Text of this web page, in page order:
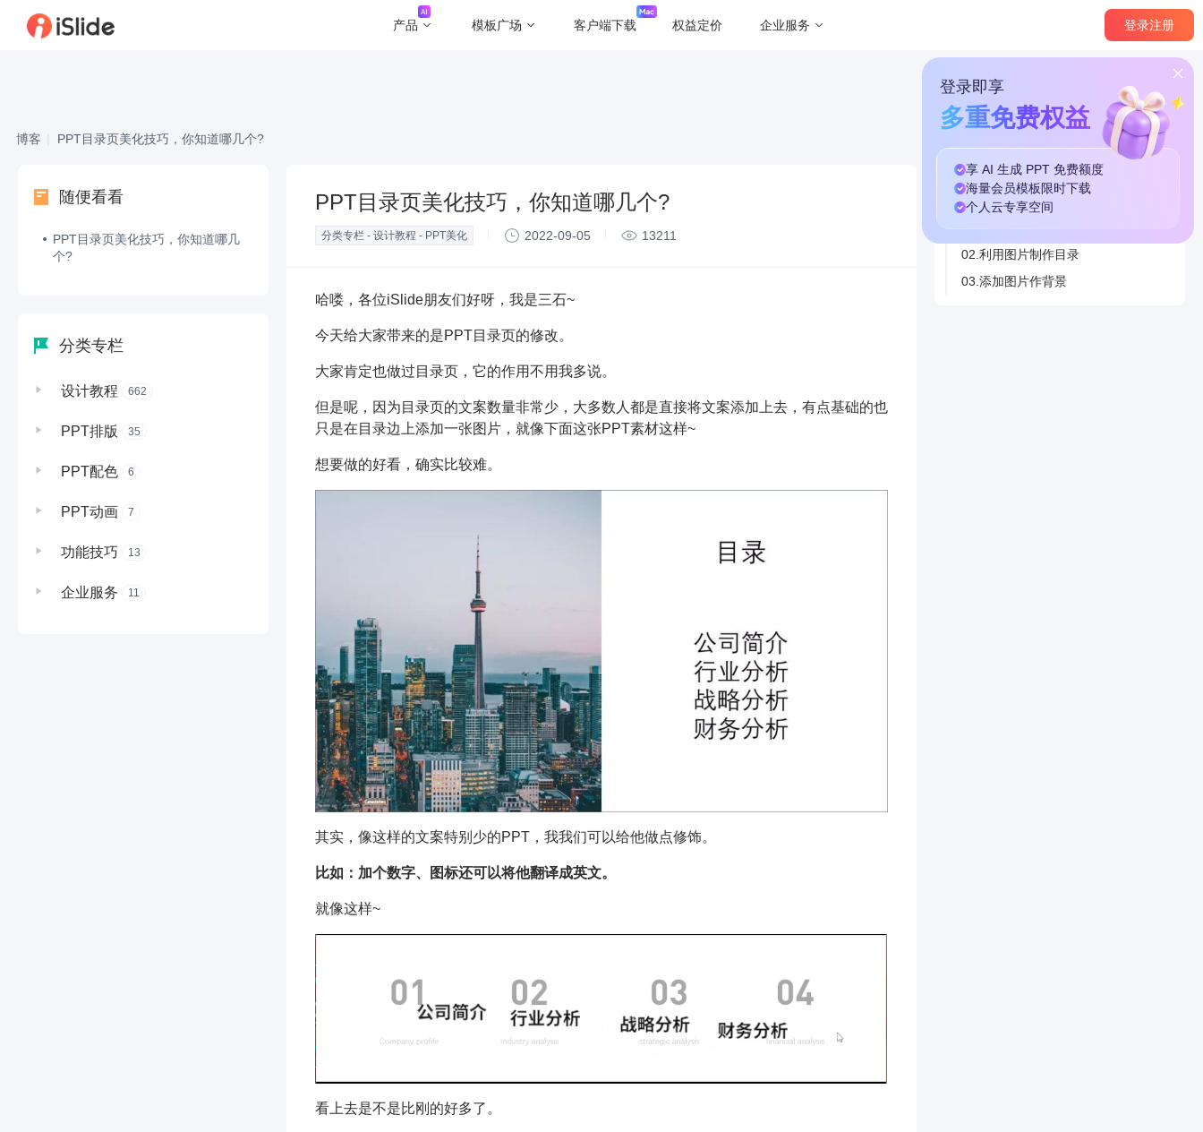
产品 模板广场 客户端下载 权益定价 企业服务 登录注册
登录即享
多重免费权益
享 AI 生成 PPT 免费额度
海量会员模板 限时下载
个人云专享空间
博客 PPT目录页美化技巧，你知道哪几个?
随便看看
PPT目录页美化技巧，你知道哪几
个?
分类专栏
设计教程 662
PPT排版 35
PPT配色 6
PPT动画 7
功能技巧 13
企业服务 11
PPT目录页美化技巧，你知道哪几个?
分类专栏 - 设计教程 - PPT美化 2022-09-05 13211
哈喽，各位iSlide朋友们好呀，我是三石~
今天给大家带来的是PPT目录页的修改。
大家肯定也做过目录页，它的作用不用我多说。
但是呢，因为目录页的文案数量非常少，大多数人都是直接将文案添加上去，有点基础的也
只是在目录边上添加一张图片，就像下面这张PPT素材这样~
想要做的好看，确实比较难。
其实，像这样的文案特别少的PPT，我我们可以给他做点修饰。
比如：加个数字、图标还可以将他翻译成英文。
就像这样~
看上去是不是比刚的好多了。
本篇目录
02.利用图片制作目录
03.添加图片作背景